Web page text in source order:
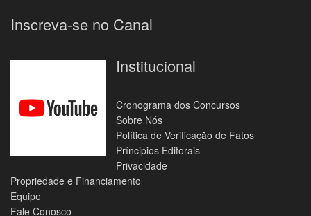
Inscreva-se no Canal
Institucional
Cronograma dos Concursos
Sobre Nós
Política de Verificação de Fatos
Príncipios Editorais
Privacidade
Propriedade e Financiamento
Equipe
Fale Conosco